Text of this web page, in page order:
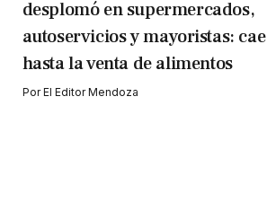
desplomó en supermercados,
autoservicios y mayoristas: cae
hasta la venta de alimentos
PorEl Editor Mendoza